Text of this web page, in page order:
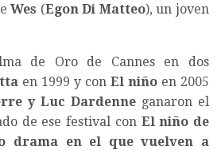
Wes (Egon Di Matteo), un joven
de Oro de Cannes en dos
en 1999 y con El niño en 2005
y Luc Dardenne ganaron el
de ese festival con El niño de
drama en el que vuelven a